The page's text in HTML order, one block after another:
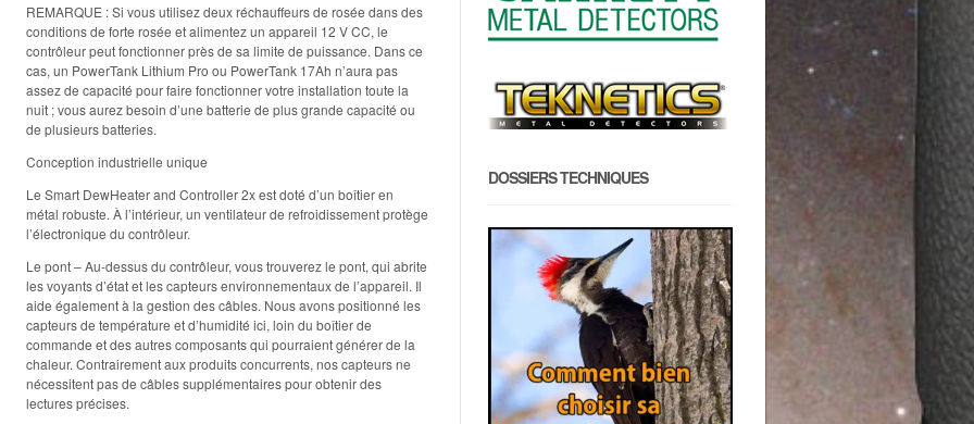
REMARQUE : Si vous utilisez deux réchauffeurs de rosée dans des
conditions de forte rosée et alimentez un appareil 12 V CC, le
contrôleur peut fonctionner près de sa limite de puissance. Dans ce
cas, un PowerTank Lithium Pro ou PowerTank 17Ah n’aura pas
assez de capacité pour faire fonctionner votre installation toute la
nuit ; vous aurez besoin d’une batterie de plus grande capacité ou
de plusieurs batteries.
Conception industrielle unique
Le Smart DewHeater and Controller 2x est doté d’un boîtier en
métal robuste. À l’intérieur, un ventilateur de refroidissement protège
l’électronique du contrôleur.
Le pont – Au-dessus du contrôleur, vous trouverez le pont, qui abrite
les voyants d’état et les capteurs environnementaux de l’appareil. Il
aide également à la gestion des câbles. Nous avons positionné les
capteurs de température et d’humidité ici, loin du boîtier de
commande et des autres composants qui pourraient générer de la
chaleur. Contrairement aux produits concurrents, nos capteurs ne
nécessitent pas de câbles supplémentaires pour obtenir des
lectures précises.
DOSSIERS TECHNIQUES